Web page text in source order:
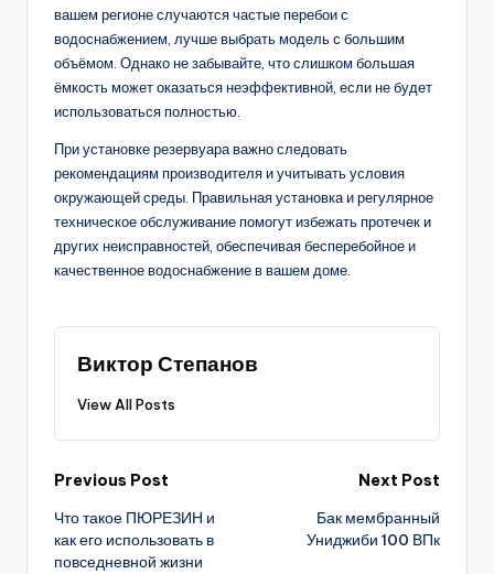
вашем регионе случаются частые перебои с
водоснабжением, лучше выбрать модель с большим
объёмом. Однако не забывайте, что слишком большая
ёмкость может оказаться неэффективной, если не будет
использоваться полностью.
При установке резервуара важно следовать
рекомендациям производителя и учитывать условия
окружающей среды. Правильная установка и регулярное
техническое обслуживание помогут избежать протечек и
других неисправностей, обеспечивая бесперебойное и
качественное водоснабжение в вашем доме.
Виктор Степанов
View All Posts
Post
navigation
Previous Post
Что такое ПЮРЕЗИН и
как его использовать в
повседневной жизни
Next Post
Бак мембранный
Униджиби 100 ВПк